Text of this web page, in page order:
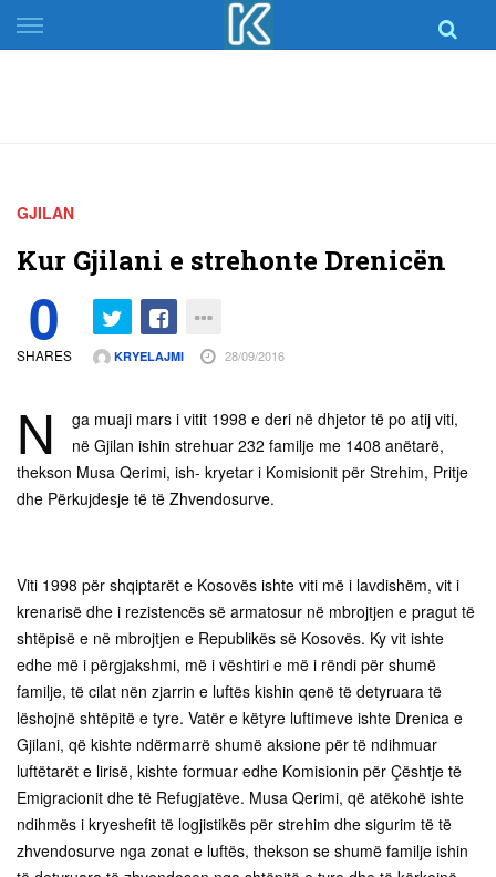
Skip
to
GJILAN
Kur Gjilani e strehonte Drenicën
0
SHARES KRYELAJMI 28/09/2016
N
ga muaji mars i vitit 1998 e deri në dhjetor të po atij viti,
në Gjilan ishin strehuar 232 familje me 1408 anëtarë,
thekson Musa Qerimi, ish- kryetar i Komisionit për Strehim, Pritje
dhe Përkujdesje të të Zhvendosurve.
Viti 1998 për shqiptarët e Kosovës ishte viti më i lavdishëm, vit i
krenarisë dhe i rezistencës së armatosur në mbrojtjen e pragut të
shtëpisë e në mbrojtjen e Republikës së Kosovës. Ky vit ishte
edhe më i përgjakshmi, më i vështiri e më i rëndi për shumë
familje, të cilat nën zjarrin e luftës kishin qenë të detyruara të
lëshojnë shtëpitë e tyre. Vatër e këtyre luftimeve ishte Drenica e
Gjilani, që kishte ndërmarrë shumë aksione për të ndihmuar
luftëtarët e lirisë, kishte formuar edhe Komisionin për Çështje të
Emigracionit dhe të Refugjatëve. Musa Qerimi, që atëkohë ishte
ndihmës i kryeshefit të logjistikës për strehim dhe sigurim të të
zhvendosurve nga zonat e luftës, thekson se shumë familje ishin